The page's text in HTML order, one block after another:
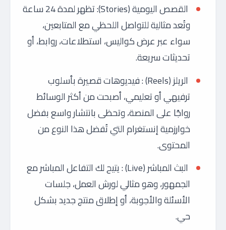
القصص اليومية (Stories): تظهر لمدة 24 ساعة
وتُعد مثالية للتواصل اللحظي مع المتابعين،
سواء عبر عرض كواليس، استطلاعات، روابط، أو
تحديثات سريعة.
الريلز (Reels) : فيديوهات قصيرة بأسلوب
ترفيهي أو تعليمي، أصبحت من أكثر الوسائط
رواجًا على المنصة، وتحظى بانتشار واسع بفضل
خوارزمية إنستغرام التي تُفضل هذا النوع من
المحتوى.
البث المباشر (Live) : يتيح لك التفاعل المباشر مع
الجمهور، وهو مثالي لورش العمل، جلسات
الأسئلة والأجوبة، أو إطلاق منتج جديد بشكل
حي.